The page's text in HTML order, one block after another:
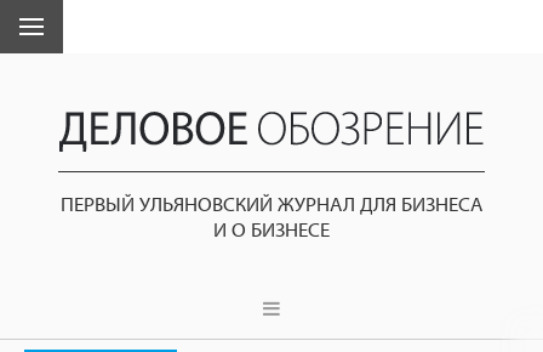
ПЕРВЫЙ УЛЬЯНОВСКИЙ ЖУРНАЛ ДЛЯ БИЗНЕСА
И О БИЗНЕСЕ